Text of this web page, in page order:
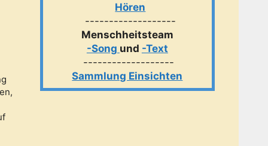
Hören
-------------------
Menschheitsteam
-Song und -Text
-------------------
Sammlung Einsichten